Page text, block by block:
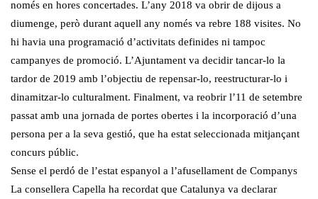
només en hores concertades. L’any 2018 va obrir de dijous a
diumenge, però durant aquell any només va rebre 188 visites. No
hi havia una programació d’activitats definides ni tampoc
campanyes de promoció. L’Ajuntament va decidir tancar-lo la
tardor de 2019 amb l’objectiu de repensar-lo, reestructurar-lo i
dinamitzar-lo culturalment. Finalment, va reobrir l’11 de setembre
passat amb una jornada de portes obertes i la incorporació d’una
persona per a la seva gestió, que ha estat seleccionada mitjançant
concurs públic.
Sense el perdó de l’estat espanyol a l’afusellament de Companys
La consellera Capella ha recordat que Catalunya va declarar